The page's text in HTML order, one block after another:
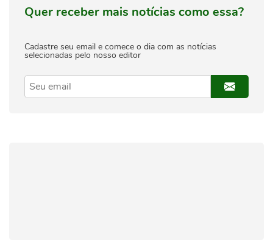
Quer receber mais notícias como essa?
Cadastre seu email e comece o dia com as notícias
selecionadas pelo nosso editor